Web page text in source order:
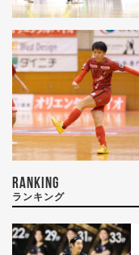
RANKING
ランキング